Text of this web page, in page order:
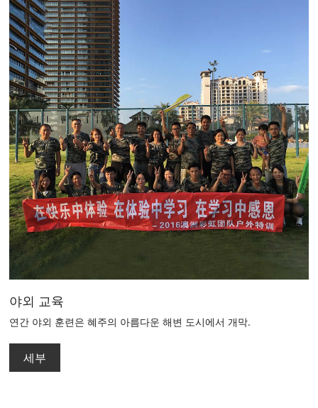
야외 교육
연간 야외 훈련은 혜주의 아름다운 해변 도시에서 개막.
세부